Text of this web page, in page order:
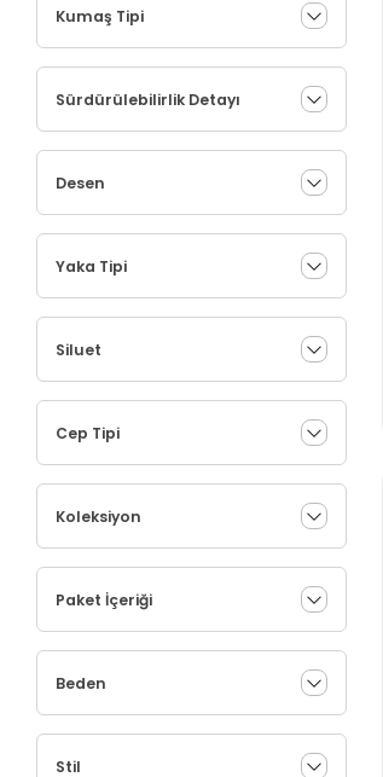
Kumaş Tipi
Sürdürülebilirlik Detayı
Desen
Yaka Tipi
Siluet
Cep Tipi
Koleksiyon
Paket İçeriği
Beden
Stil